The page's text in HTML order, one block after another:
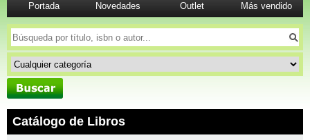
Portada Novedades Outlet Más vendido
Catálogo de Libros